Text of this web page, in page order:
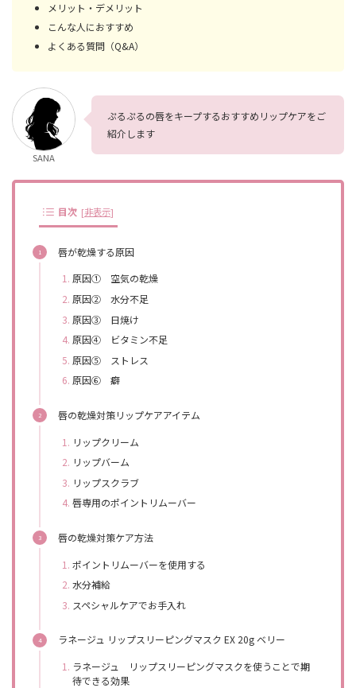
メリット・デメリット
こんな人におすすめ
よくある質問（Q&A）
SANA
ぷるぷるの唇をキープするおすすめリップケアをご
紹介します
目次 [非表示]
唇が乾燥する原因
原因① 空気の乾燥
原因② 水分不足
原因③ 日焼け
原因④ ビタミン不足
原因⑤ ストレス
原因⑥ 癖
唇の乾燥対策リップケアアイテム
リップクリーム
リップバーム
リップスクラブ
唇専用のポイントリムーバー
唇の乾燥対策ケア方法
ポイントリムーバーを使用する
水分補給
スペシャルケアでお手入れ
ラネージュ リップスリーピングマスク EX 20g ベリー
ラネージュ リップスリーピングマスクを使うことで期
待できる効果